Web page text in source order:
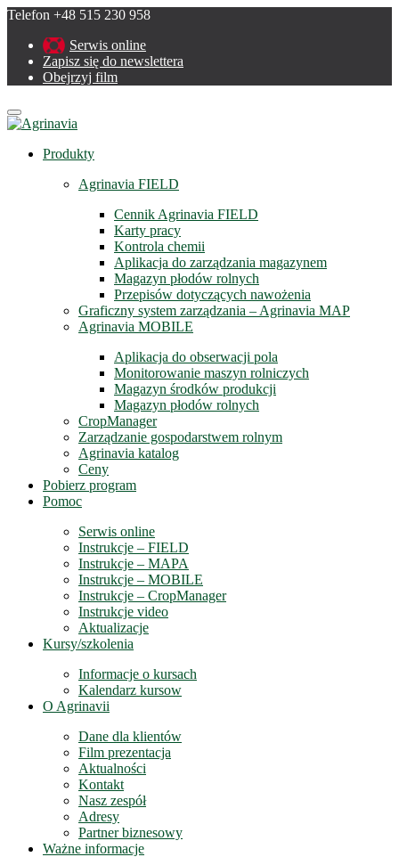
Telefon +48 515 230 958
Serwis online
Zapisz się do newslettera
Obejrzyj film
Menu
Produkty
Agrinavia FIELD
Cennik Agrinavia FIELD
Karty pracy
Kontrola chemii
Aplikacja do zarządzania magazynem
Magazyn płodów rolnych
Przepisów dotyczących nawożenia
Graficzny system zarządzania – Agrinavia MAP
Agrinavia MOBILE
Aplikacja do obserwacji pola
Monitorowanie maszyn rolniczych
Magazyn środków produkcji
Magazyn płodów rolnych
CropManager
Zarządzanie gospodarstwem rolnym
Agrinavia katalog
Ceny
Pobierz program
Pomoc
Serwis online
Instrukcje – FIELD
Instrukcje – MAPA
Instrukcje – MOBILE
Instrukcje – CropManager
Instrukcje video
Aktualizacje
Kursy/szkolenia
Informacje o kursach
Kalendarz kursow
O Agrinavii
Dane dla klientów
Film prezentacja
Aktualności
Kontakt
Nasz zespół
Adresy
Partner biznesowy
Ważne informacje